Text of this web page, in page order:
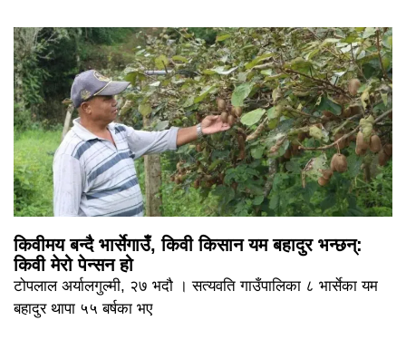
किवीमय बन्दै भार्सेगाउँ, किवी किसान यम बहादुर भन्छन्:
किवी मेरो पेन्सन हो
टोपलाल अर्यालगुल्मी, २७ भदौ । सत्यवति गाउँपालिका ८ भार्सेका यम
बहादुर थापा ५५ बर्षका भए